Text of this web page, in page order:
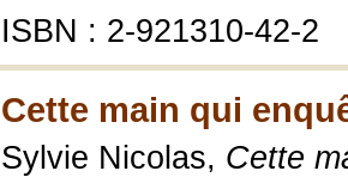
ISBN : 2-921310-42-2
Cette main qui
Sylvie Nicolas, Cette